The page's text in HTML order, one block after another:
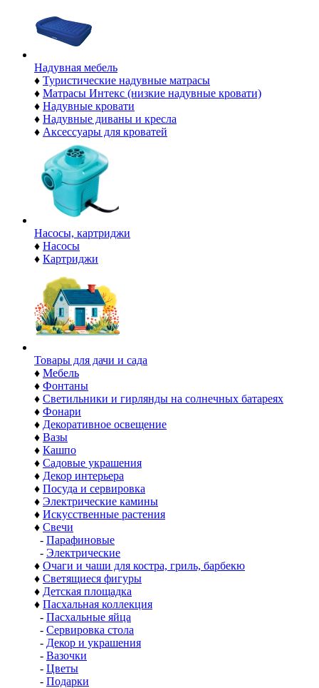
Надувная мебель
♦ Туристические надувные матрасы
♦ Матрасы Интекс (низкие надувные кровати)
♦ Надувные кровати
♦ Надувные диваны и кресла
♦ Аксессуары для кроватей
Насосы, картриджи
♦ Насосы
♦ Картриджи
Товары для дачи и сада
♦ Мебель
♦ Фонтаны
♦ Светильники и гирлянды на солнечных батареях
♦ Фонари
♦ Декоративное освещение
♦ Вазы
♦ Кашпо
♦ Садовые украшения
♦ Декор интерьера
♦ Посуда и сервировка
♦ Электрические камины
♦ Искусственные растения
♦ Свечи
- Парафиновые
- Электрические
♦ Очаги и чаши для костра, гриль, барбекю
♦ Светящиеся фигуры
♦ Детская площадка
♦ Пасхальная коллекция
- Пасхальные яйца
- Сервировка стола
- Декор и украшения
- Вазочки
- Цветы
- Подарки